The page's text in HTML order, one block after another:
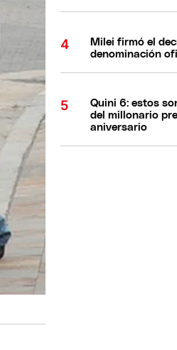
Milei firmó el
denominación
Quini 6: estos
del millonario
aniversario